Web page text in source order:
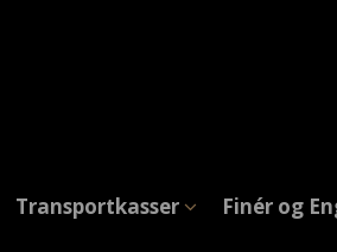
Transportkasser Finér og